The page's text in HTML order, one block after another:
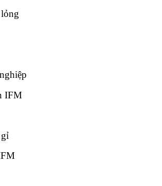
IFM